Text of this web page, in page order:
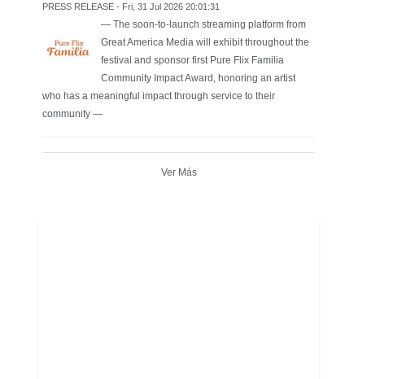
PRESS RELEASE - Fri, 31 Jul 2026 20:01:31
— The soon-to-launch streaming platform from
Great America Media will exhibit throughout the
festival and sponsor first Pure Flix Familia
Community Impact Award, honoring an artist
who has a meaningful impact through service to their
community —
Ver Más